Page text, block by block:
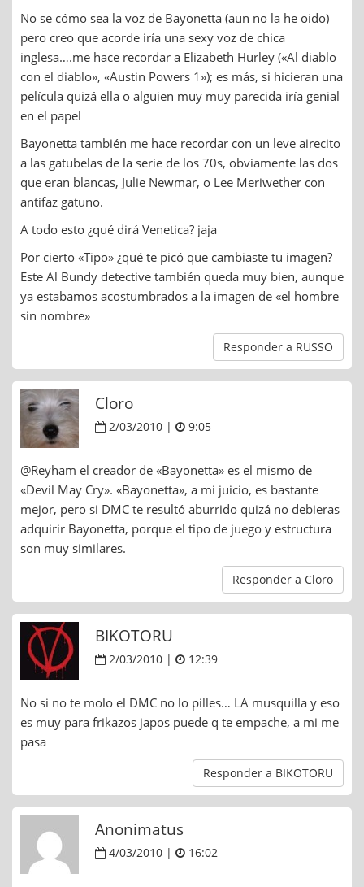
No se cómo sea la voz de Bayonetta (aun no la he oido)
pero creo que acorde iría una sexy voz de chica
inglesa….me hace recordar a Elizabeth Hurley («Al diablo
con el diablo», «Austin Powers 1»); es más, si hicieran una
película quizá ella o alguien muy muy parecida iría genial
en el papel
Bayonetta también me hace recordar con un leve airecito
a las gatubelas de la serie de los 70s, obviamente las dos
que eran blancas, Julie Newmar, o Lee Meriwether con
antifaz gatuno.
A todo esto ¿qué dirá Venetica? jaja
Por cierto «Tipo» ¿qué te picó que cambiaste tu imagen?
Este Al Bundy detective también queda muy bien, aunque
ya estabamos acostumbrados a la imagen de «el hombre
sin nombre»
Responder a RUSSO
Cloro
2/03/2010 | 9:05
@Reyham el creador de «Bayonetta» es el mismo de
«Devil May Cry». «Bayonetta», a mi juicio, es bastante
mejor, pero si DMC te resultó aburrido quizá no debieras
adquirir Bayonetta, porque el tipo de juego y estructura
son muy similares.
Responder a Cloro
BIKOTORU
2/03/2010 | 12:39
No si no te molo el DMC no lo pilles… LA musquilla y eso
es muy para frikazos japos puede q te empache, a mi me
pasa
Responder a BIKOTORU
Anonimatus
4/03/2010 | 16:02